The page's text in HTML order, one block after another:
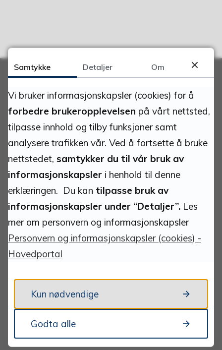
Adresse
Gruvvegen 7
2580 Folldal
Org.nr:
939.885.684
Bankkonto:
1895.07.00072
OCR-konto:
Kontakt oss
Samtykke Detaljer Om
Vi bruker informasjonskapsler (cookies) for å
forbedre brukeropplevelsen på vårt nettsted,
tilpasse innhold og tilby funksjoner samt
analysere trafikken vår. Ved å fortsette å bruke
nettstedet, samtykker du til vår bruk av
informasjonskapsler i henhold til denne
erklæringen. Du kan tilpasse bruk av
informasjonskapsler under “Detaljer”. Les
mer om personvern og informasjonskapsler
Personvern og informasjonskapsler (cookies) -
Hovedportal
Kun nødvendige
Godta alle